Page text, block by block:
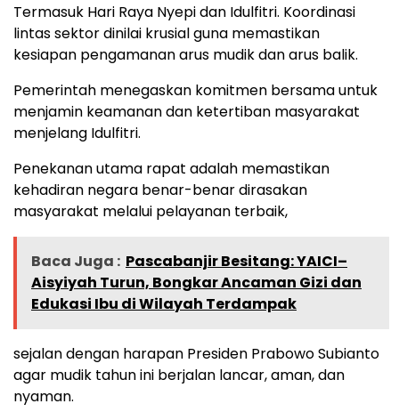
Termasuk Hari Raya Nyepi dan Idulfitri. Koordinasi
lintas sektor dinilai krusial guna memastikan
kesiapan pengamanan arus mudik dan arus balik.
Pemerintah menegaskan komitmen bersama untuk
menjamin keamanan dan ketertiban masyarakat
menjelang Idulfitri.
Penekanan utama rapat adalah memastikan
kehadiran negara benar-benar dirasakan
masyarakat melalui pelayanan terbaik,
Baca Juga : Pascabanjir Besitang: YAICI–
Aisyiyah Turun, Bongkar Ancaman Gizi dan
Edukasi Ibu di Wilayah Terdampak
sejalan dengan harapan Presiden Prabowo Subianto
agar mudik tahun ini berjalan lancar, aman, dan
nyaman.